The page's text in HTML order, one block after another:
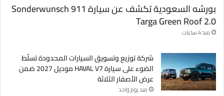
بورشه السعودية تكشف عن سيارة Sonderwunsch 911
Targa Green Roof 2.0
منذ 4 ساعات
شركة توزيع وتسويق السيارات المحدودة تسلّط
الضوء على سيارة HAVAL V7 موديل 2027 ضمن
عرض الأصفار الثلاثة
منذ يوم واحد